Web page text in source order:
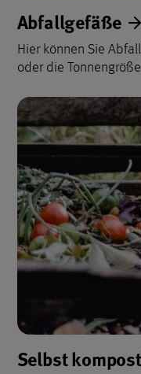
Abfallgefäße
Hier können Sie
oder die
Selbst